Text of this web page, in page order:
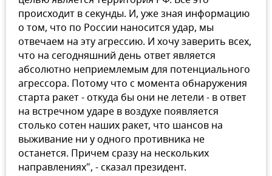
происходит в секунды. И, уже зная информацию
о том, что по России наносится удар, мы
отвечаем на эту агрессию. И хочу заверить всех,
что на сегодняшний день ответ является
абсолютно неприемлемым для потенциального
агрессора. Потому что с момента обнаружения
старта ракет - откуда бы они не летели - в ответ
на встречном ударе в воздухе появляется
столько сотен наших ракет, что шансов на
выживание ни у одного противника не
останется. Причем сразу на нескольких
направлениях", - сказал президент.